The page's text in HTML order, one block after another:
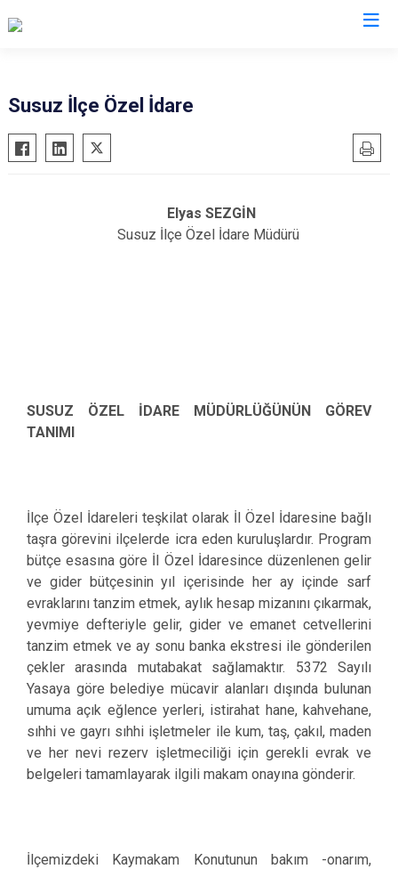
Susuz İlçe Özel İdare
Elyas SEZGİN
Susuz İlçe Özel İdare Müdürü
SUSUZ ÖZEL İDARE MÜDÜRLÜĞÜNÜN GÖREV
TANIMI
İlçe Özel İdareleri teşkilat olarak İl Özel İdaresine bağlı
taşra görevini ilçelerde icra eden kuruluşlardır. Program
bütçe esasına göre İl Özel İdaresince düzenlenen gelir
ve gider bütçesinin yıl içerisinde her ay içinde sarf
evraklarını tanzim etmek, aylık hesap mizanını çıkarmak,
yevmiye defteriyle gelir, gider ve emanet cetvellerini
tanzim etmek ve ay sonu banka ekstresi ile gönderilen
çekler arasında mutabakat sağlamaktır. 5372 Sayılı
Yasaya göre belediye mücavir alanları dışında bulunan
umuma açık eğlence yerleri, istirahat hane, kahvehane,
sıhhi ve gayrı sıhhi işletmeler ile kum, taş, çakıl, maden
ve her nevi rezerv işletmeciliği için gerekli evrak ve
belgeleri tamamlayarak ilgili makam onayına gönderir.
İlçemizdeki Kaymakam Konutunun bakım -onarım,